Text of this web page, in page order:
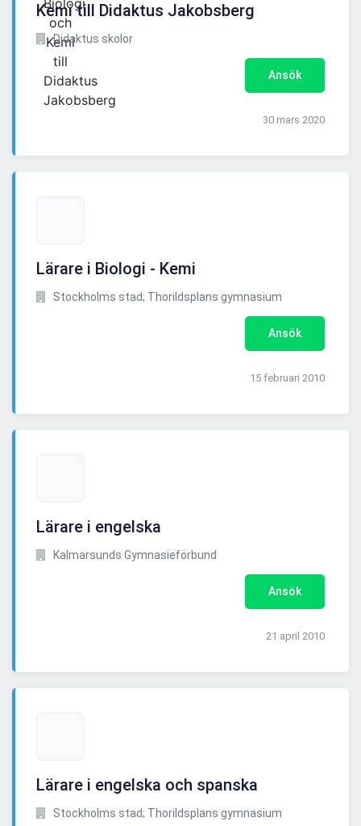
Kemi till Didaktus Jakobsberg
Didaktus skolor
Ansök
30 mars 2020
Lärare i Biologi - Kemi
Stockholms stad; Thorildsplans gymnasium
Ansök
15 februari 2010
Lärare i engelska
Kalmarsunds Gymnasieförbund
Ansök
21 april 2010
Lärare i engelska och spanska
Stockholms stad; Thorildsplans gymnasium